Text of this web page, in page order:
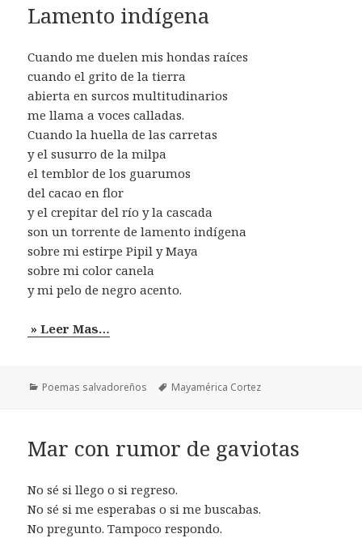
Lamento indígena
Cuando me duelen mis hondas raíces
cuando el grito de la tierra
abierta en surcos multitudinarios
me llama a voces calladas.
Cuando la huella de las carretas
y el susurro de la milpa
el temblor de los guarumos
del cacao en flor
y el crepitar del río y la cascada
son un torrente de lamento indígena
sobre mi estirpe Pipil y Maya
sobre mi color canela
y mi pelo de negro acento.
» Leer Mas…
Categorías
Poemas salvadoreños Etiquetas
Mayamérica Cortez
Mar con rumor de gaviotas
No sé si llego o si regreso.
No sé si me esperabas o si me buscabas.
No pregunto. Tampoco respondo.